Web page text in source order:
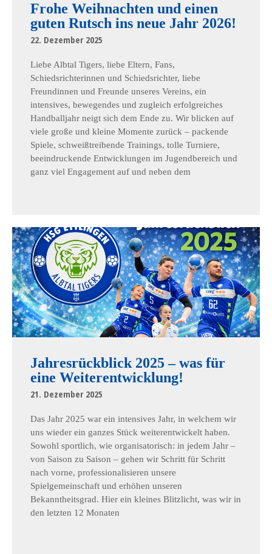
Frohe Weihnachten und einen
guten Rutsch ins neue Jahr 2026!
22. Dezember 2025
Liebe Albtal Tigers, liebe Eltern, Fans,
Schiedsrichterinnen und Schiedsrichter, liebe
Freundinnen und Freunde unseres Vereins, ein
intensives, bewegendes und zugleich erfolgreiches
Handballjahr neigt sich dem Ende zu. Wir blicken auf
viele große und kleine Momente zurück – packende
Spiele, schweißtreibende Trainings, tolle Turniere,
beeindruckende Entwicklungen im Jugendbereich und
ganz viel Engagement auf und neben dem
Jahresrückblick 2025 – was für
eine Weiterentwicklung!
21. Dezember 2025
Das Jahr 2025 war ein intensives Jahr, in welchem wir
uns wieder ein ganzes Stück weiterentwickelt haben.
Sowohl sportlich, wie organisatorisch: in jedem Jahr –
von Saison zu Saison – gehen wir Schritt für Schritt
nach vorne, professionalisieren unsere
Spielgemeinschaft und erhöhen unseren
Bekanntheitsgrad. Hier ein kleines Blitzlicht, was wir in
den letzten 12 Monaten